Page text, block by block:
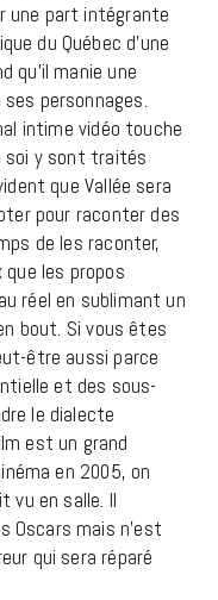
une part intégrante
du Québec d’une
qu’il manie une
personnages.
intime vidéo touche
soi y sont traités
que Vallée sera
pour raconter des
de les raconter,
que les propos
réel en sublimant un
bout. Si vous êtes
être aussi parce
et des sous-
le dialecte
est un grand
en 2005, on
vu en salle. Il
Oscars mais n’est
qui sera réparé